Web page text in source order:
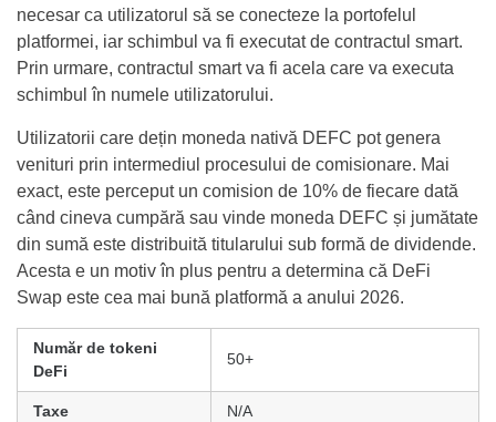
necesar ca utilizatorul să se conecteze la portofelul
platformei, iar schimbul va fi executat de contractul smart.
Prin urmare, contractul smart va fi acela care va executa
schimbul în numele utilizatorului.
Utilizatorii care dețin moneda nativă DEFC pot genera
venituri prin intermediul procesului de comisionare. Mai
exact, este perceput un comision de 10% de fiecare dată
când cineva cumpără sau vinde moneda DEFC și jumătate
din sumă este distribuită titularului sub formă de dividende.
Acesta e un motiv în plus pentru a determina că DeFi
Swap este cea mai bună platformă a anului 2026.
Număr de tokeni
DeFi
50+
Taxe N/A